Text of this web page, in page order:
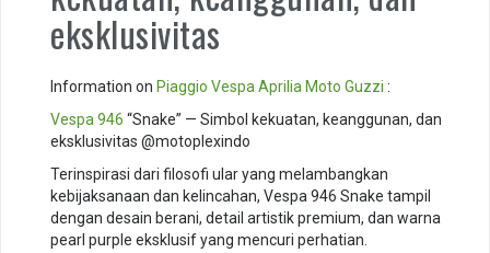
eksklusivitas
Information on Piaggio Vespa Aprilia Moto Guzzi :
Vespa 946 “Snake” — Simbol kekuatan, keanggunan, dan
eksklusivitas @motoplexindo
Terinspirasi dari filosofi ular yang melambangkan
kebijaksanaan dan kelincahan, Vespa 946 Snake tampil
dengan desain berani, detail artistik premium, dan warna
pearl purple eksklusif yang mencuri perhatian.